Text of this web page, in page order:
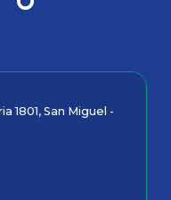
1801, San Miguel -